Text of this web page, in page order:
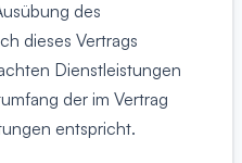
des
dieses Vertrags
Dienstleistungen
der im Vertrag
entspricht.